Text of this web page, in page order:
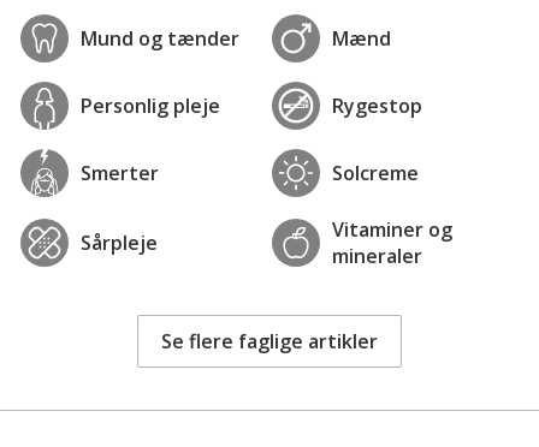
Mund og tænder Mænd
Personlig pleje Rygestop
Smerter Solcreme
Sårpleje
Vitaminer og
mineraler
Se flere faglige artikler